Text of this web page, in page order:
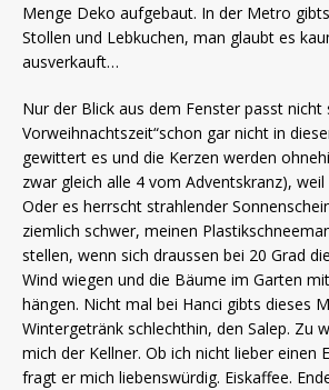
Menge Deko aufgebaut. In der Metro
Stollen und Lebkuchen, man glaubt es
ausverkauft…
Nur der Blick aus dem Fenster passt nicht
Vorweihnachtszeit“schon gar nicht in
gewittert es und die Kerzen werden
zwar gleich alle 4 vom Adventskranz),
Oder es herrscht strahlender
ziemlich schwer, meinen
stellen, wenn sich draussen bei 20 Grad
Wind wiegen und die Bäume im Garten
hängen. Nicht mal bei Hanci gibts dieses
Wintergetränk schlechthin, den Salep. Zu
mich der Kellner. Ob ich nicht lieber einen
fragt er mich liebenswürdig. Eiskaffee.